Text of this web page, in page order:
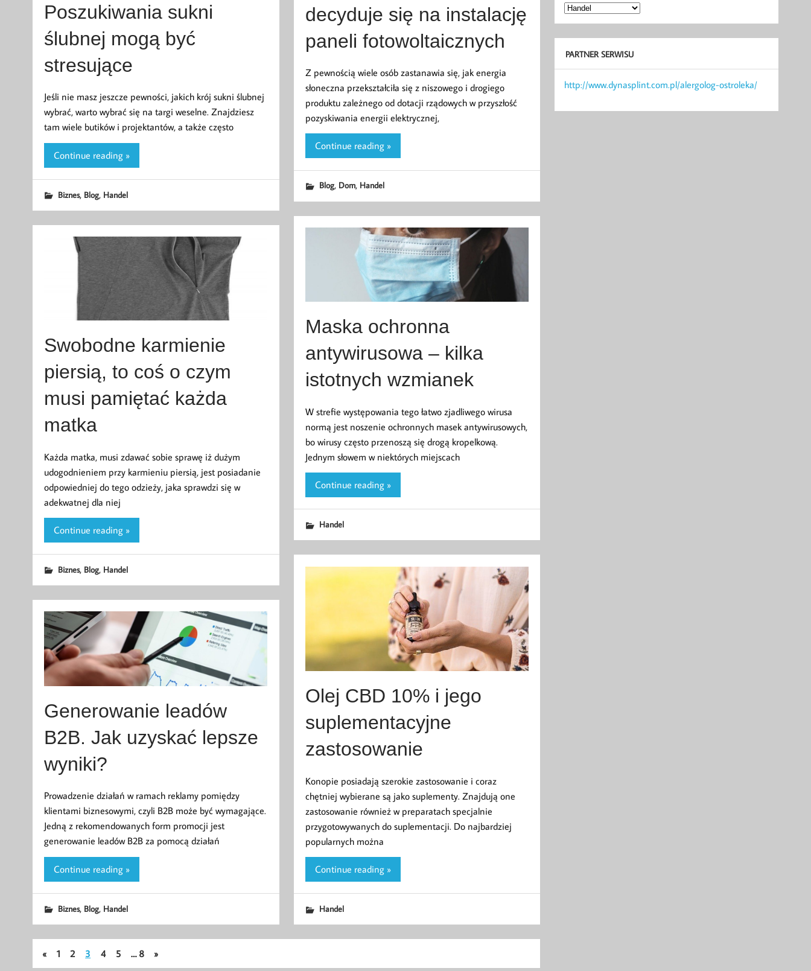
decyduje się na instalację
paneli fotowoltaicznych
Z pewnością wiele osób zastanawia się, jak energia
słoneczna przekształciła się z niszowego i drogiego
produktu zależnego od dotacji rządowych w przyszłość
pozyskiwania energii elektrycznej,
Continue reading »
Blog, Dom, Handel
Poszukiwania sukni
ślubnej mogą być
stresujące
Jeśli nie masz jeszcze pewności, jakich krój sukni ślubnej
wybrać, warto wybrać się na targi weselne. Znajdziesz
tam wiele butików i projektantów, a także często
Continue reading »
Biznes, Blog, Handel
Maska ochronna
antywirusowa – kilka
istotnych wzmianek
W strefie występowania tego łatwo zjadliwego wirusa
normą jest noszenie ochronnych masek antywirusowych,
bo wirusy często przenoszą się drogą kropelkową.
Jednym słowem w niektórych miejscach
Continue reading »
Handel
Swobodne karmienie
piersią, to coś o czym
musi pamiętać każda
matka
Każda matka, musi zdawać sobie sprawę iż dużym
udogodnieniem przy karmieniu piersią, jest posiadanie
odpowiedniej do tego odzieży, jaka sprawdzi się w
adekwatnej dla niej
Continue reading »
Biznes, Blog, Handel
Olej CBD 10% i jego
suplementacyjne
zastosowanie
Konopie posiadają szerokie zastosowanie i coraz
chętniej wybierane są jako suplementy. Znajdują one
zastosowanie również w preparatach specjalnie
przygotowywanych do suplementacji. Do najbardziej
popularnych można
Continue reading »
Handel
Generowanie leadów
B2B. Jak uzyskać lepsze
wyniki?
Prowadzenie działań w ramach reklamy pomiędzy
klientami biznesowymi, czyli B2B może być wymagające.
Jedną z rekomendowanych form promocji jest
generowanie leadów B2B za pomocą działań
Continue reading »
Biznes, Blog, Handel
« 1 2 3 4 5 … 8 »
Kategorie
wpisów
PARTNER SERWISU
http://www.dynasplint.com.pl/alergolog-ostroleka/